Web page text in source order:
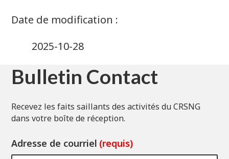
2025-10-28
Bulletin Contact
Recevez les faits saillants des activités du CRSNG
dans votre boîte de réception.
Adresse de courriel